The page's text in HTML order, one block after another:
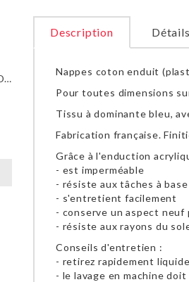
NAPPE JACQUARD ENDUIT...
Description
Nappes coton enduit
Pour toutes dimensions
Tissu à dominante bleu,
Fabrication française.
Grâce à l'enduction
- est imperméable
- résiste aux tâches à
- s'entretient facilement
- conserve un aspect neuf
- résiste aux rayons du
Conseils d'entretien :
- retirez rapidement
- le lavage en machine